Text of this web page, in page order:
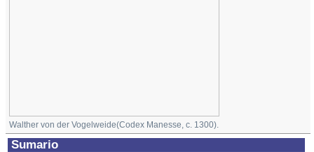
Walther von der Vogelweide(Codex Manesse, c. 1300).
Sumario